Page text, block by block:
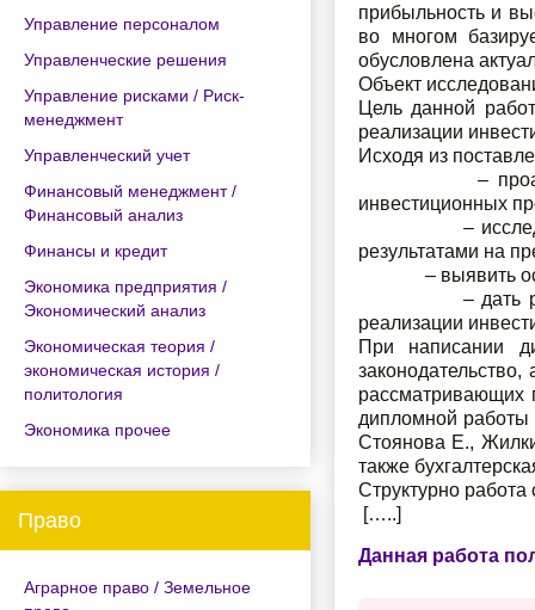
Управление персоналом
Управленческие решения
Управление рисками / Риск-
менеджмент
Управленческий учет
Финансовый менеджмент /
Финансовый анализ
Финансы и кредит
Экономика предприятия /
Экономический анализ
Экономическая теория /
экономическая история /
политология
Экономика прочее
Право
Аграрное право / Земельное
прибыльность и
во многом
обусловлена
Объект
Цель данной
реализации
Исходя из
–
инвестиционных
– исследовать
результатами на
– выявить
– дать
реализации
При написании
рассматривающих
дипломной
Стоянова Е.,
также
Структурно работа
[…..]
Данная работа